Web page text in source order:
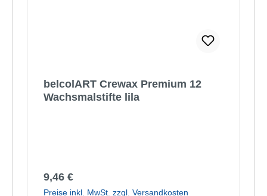
belcolART Crewax Premium 12
Wachsmalstifte lila
Regulärer Preis:
9,46 €
Preise inkl. MwSt. zzgl. Versandkosten